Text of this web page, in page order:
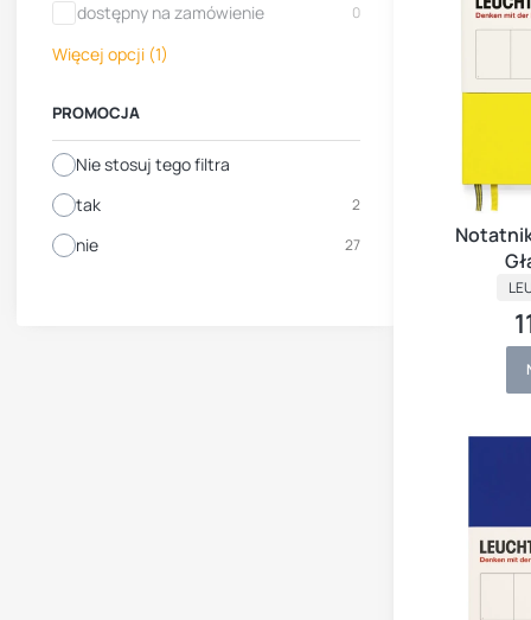
dostępny na zamówienie 0
Więcej opcji (1)
PROMOCJA
Nie stosuj tego filtra
tak
2
nie 27